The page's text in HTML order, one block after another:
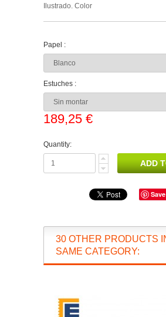
Ilustrado. Color
Papel :
Estuches :
189,25 €
Quantity:
Save
30 OTHER PRODUCTS
SAME CATEGORY: